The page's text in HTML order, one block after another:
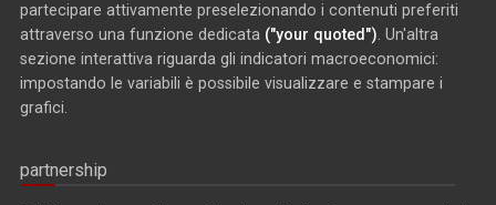
partecipare attivamente preselezionando i contenuti preferiti
attraverso una funzione dedicata ("your quoted") . Un'altra
sezione interattiva riguarda gli indicatori macroeconomici:
impostando le variabili è possibile visualizzare e stampare i
grafici.
partnership